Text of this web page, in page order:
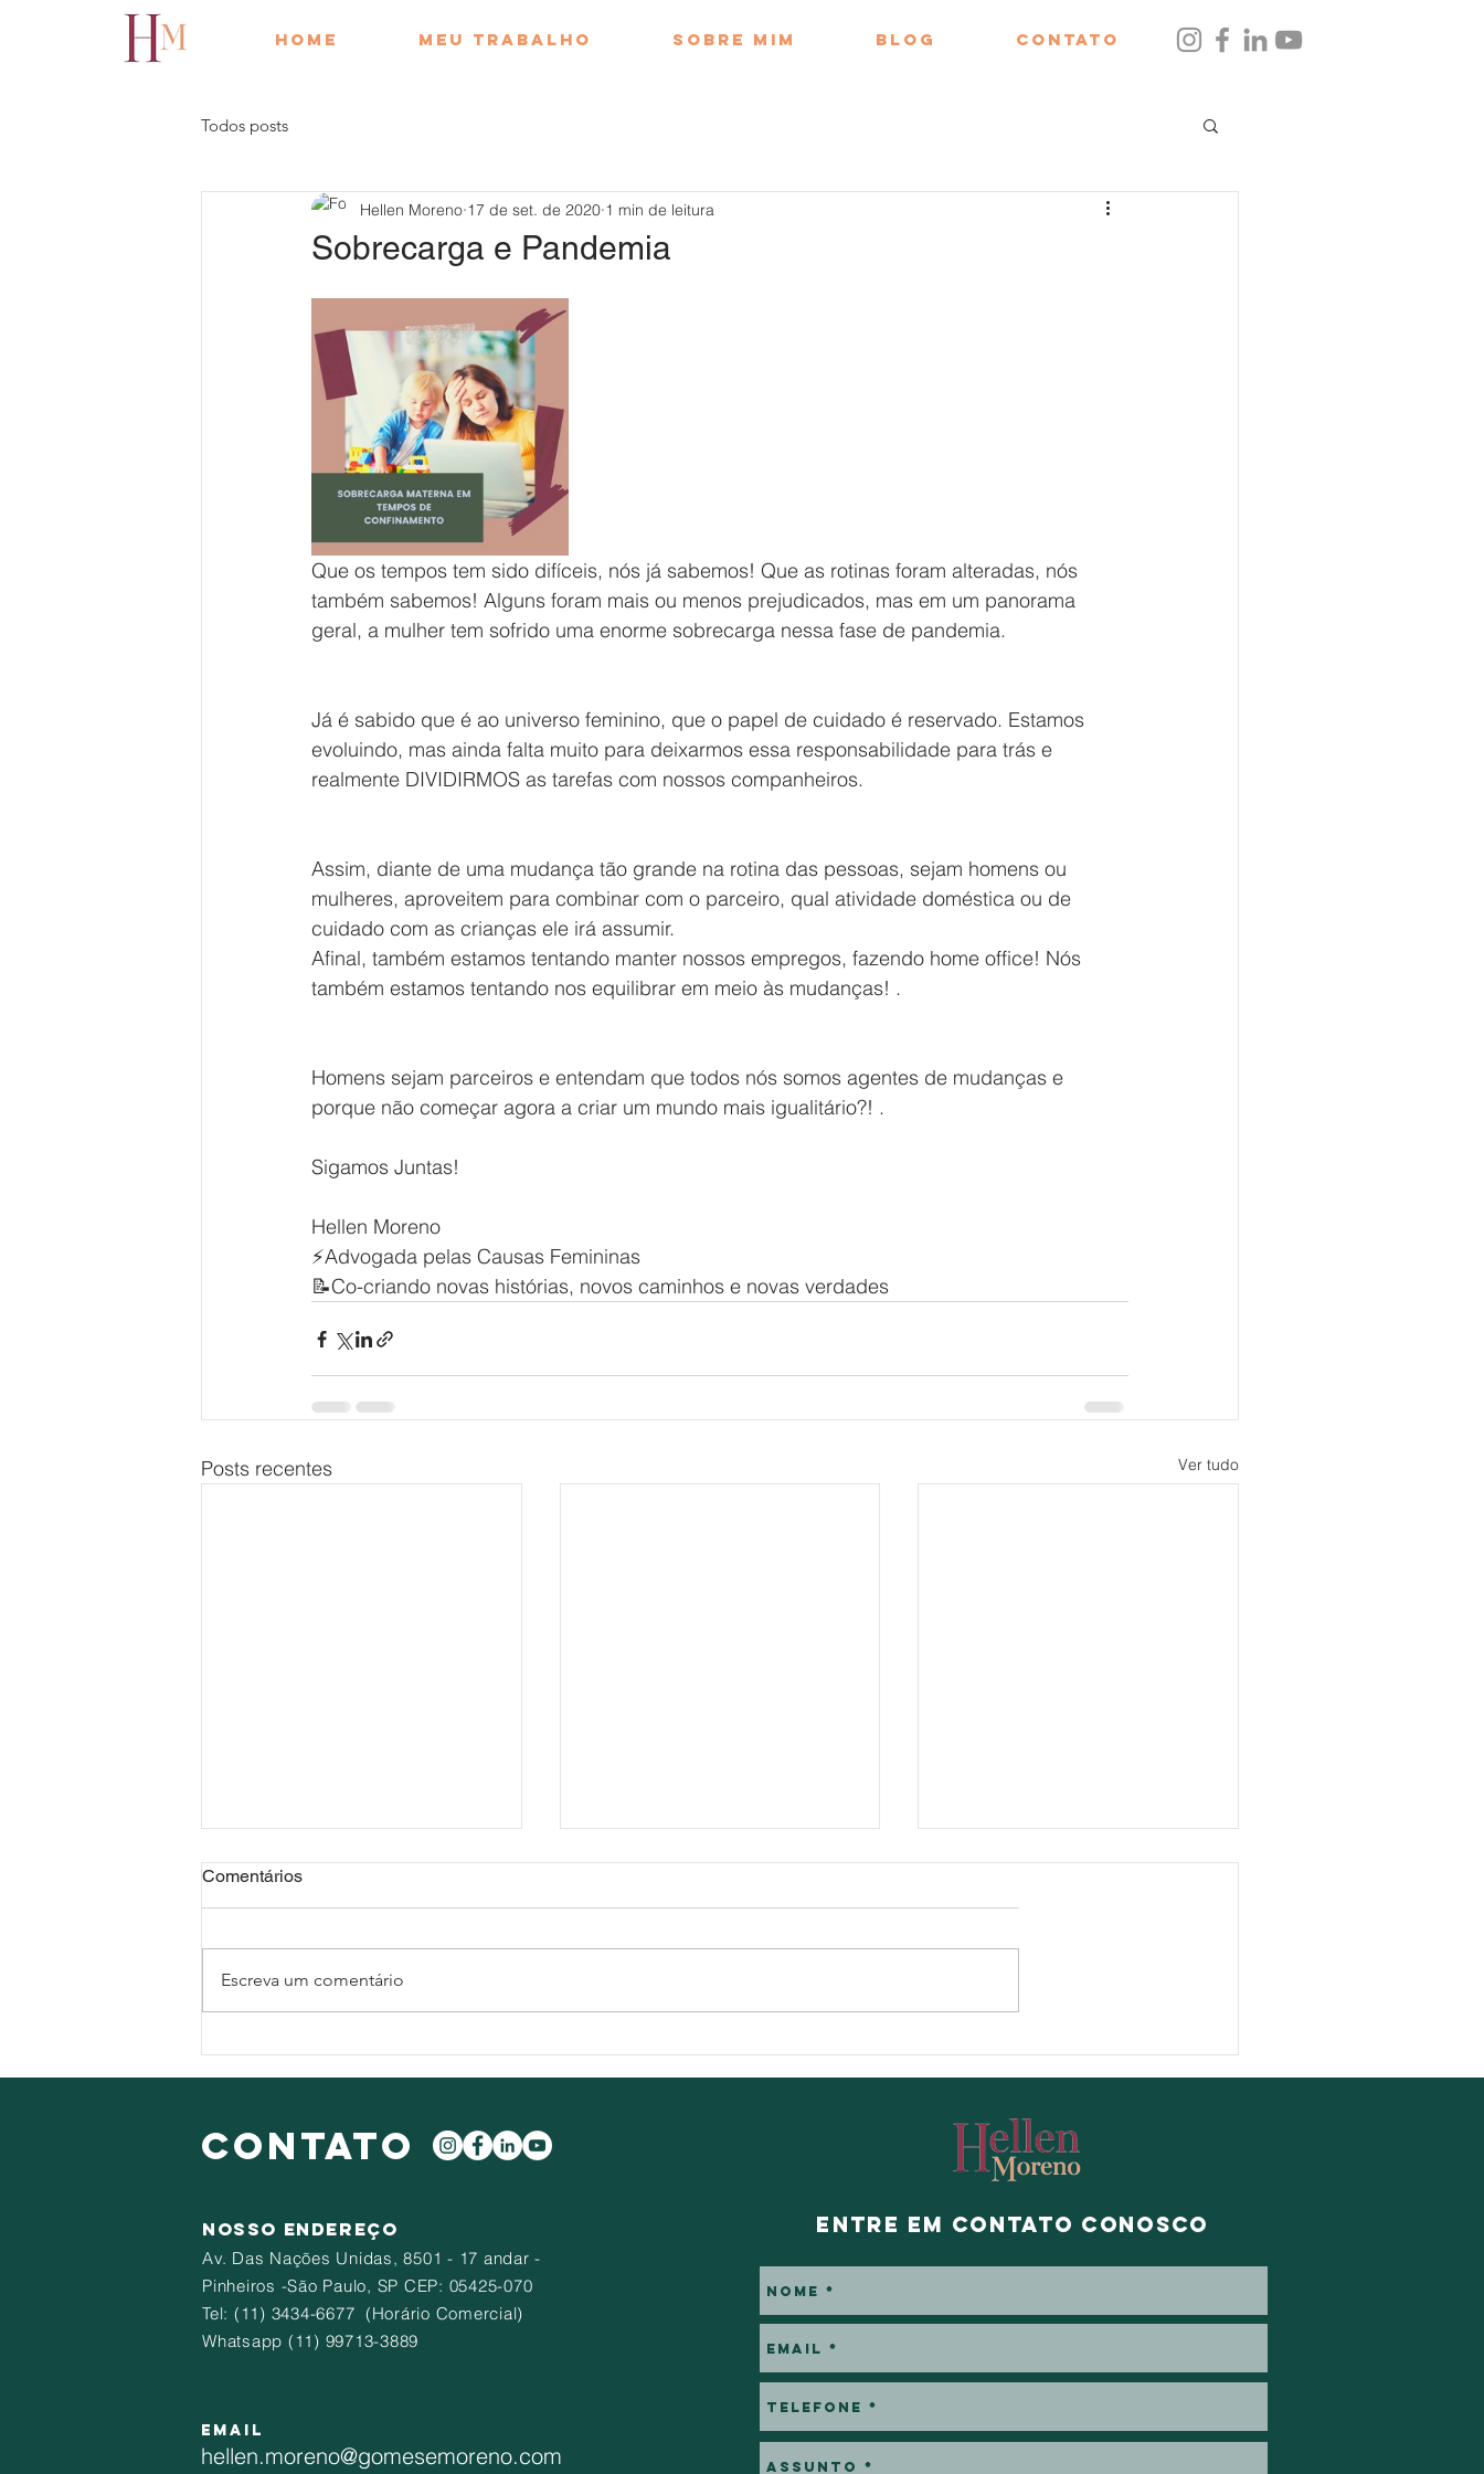
Home Meu trabalho Sobre mim Blog Contato
Todos posts
Sobrecarga e Pandemia
Hellen Moreno 17 de set. de 2020 1 min de leitura
Que os tempos tem sido difíceis, nós já sabemos! Que as rotinas foram alteradas, nós
também sabemos! Alguns foram mais ou menos prejudicados, mas em um panorama
geral, a mulher tem sofrido uma enorme sobrecarga nessa fase de pandemia.
Já é sabido que é ao universo feminino, que o papel de cuidado é reservado. Estamos
evoluindo, mas ainda falta muito para deixarmos essa responsabilidade para trás e
realmente DIVIDIRMOS as tarefas com nossos companheiros.
Assim, diante de uma mudança tão grande na rotina das pessoas, sejam homens ou
mulheres, aproveitem para combinar com o parceiro, qual atividade doméstica ou de
cuidado com as crianças ele irá assumir.
Afinal, também estamos tentando manter nossos empregos, fazendo home office! Nós
também estamos tentando nos equilibrar em meio às mudanças! .
Homens sejam parceiros e entendam que todos nós somos agentes de mudanças e
porque não começar agora a criar um mundo mais igualitário?! .
Sigamos Juntas!
Hellen Moreno
⚡Advogada pelas Causas Femininas
📝Co-criando novas histórias, novos caminhos e novas verdades
Posts recentes Ver tudo
Comentários
Escreva um comentário
CONTATO
NOSSO ENDEREÇO
Av. Das Nações Unidas, 8501 - 17 andar -
Pinheiros -São Paulo, SP CEP: 05425-070
​Tel: (11) 3434-6677 (Horário Comercial)
Whatsapp (11) 99713-3889
EMAIL
hellen.moreno@gomesemoreno.com
Entre em contato conosco